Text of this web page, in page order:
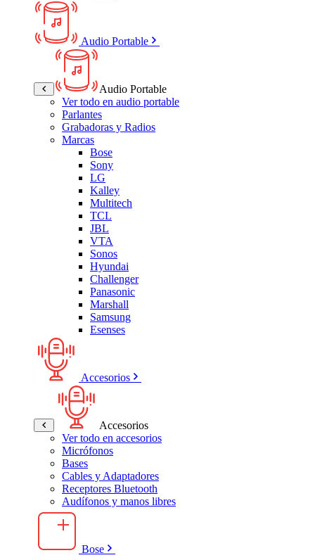
Audio Portable
Audio Portable
Ver todo en audio portable
Parlantes
Grabadoras y Radios
Marcas
Bose
Sony
LG
Kalley
Multitech
TCL
JBL
VTA
Sonos
Hyundai
Challenger
Panasonic
Marshall
Samsung
Esenses
Accesorios
Accesorios
Ver todo en accesorios
Micrófonos
Bases
Cables y Adaptadores
Receptores Bluetooth
Audífonos y manos libres
Bose